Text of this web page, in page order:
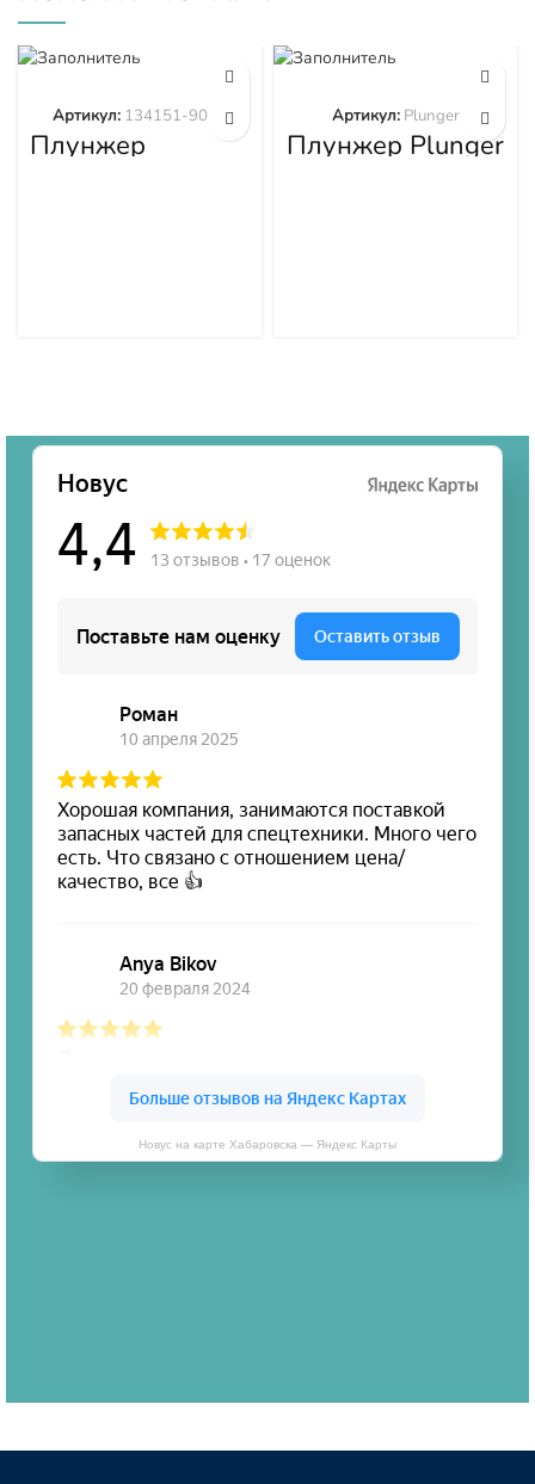
Плунжер
134151-9020
Артикул: 134151-9020
Плунжер Plunger
Артикул: Plunger
Новус на карте Хабаровска — Яндекс Карты